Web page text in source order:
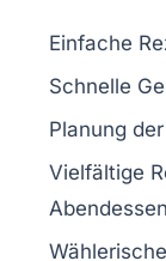
Einfache
Schnelle
Planung der
Vielfältige
Abendessen
Wählerische